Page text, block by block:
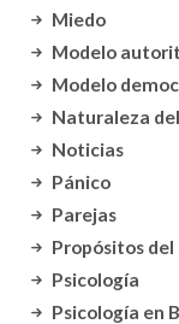
Miedo
Modelo
Modelo
Naturaleza
Noticias
Pánico
Parejas
Propósitos del
Psicología
Psicología en